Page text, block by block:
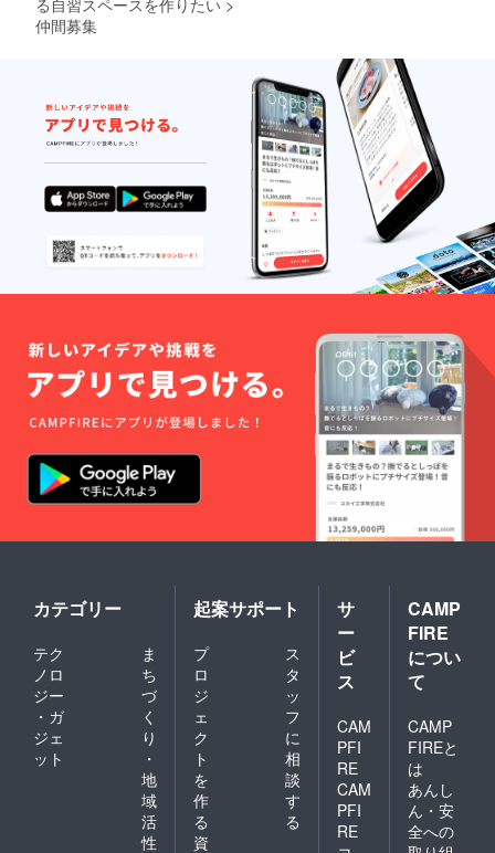
仲間募集
カテゴリー
テク
ノロ
ジー
・ガ
ジェ
ット
ま
ち
づ
く
り
・
地
域
活
性
起案サポート
プ
ロ
ジ
ェ
ク
ト
を
作
る
ス
タ
ッ
フ
に
相
談
す
る
資
サ
ー
ビ
ス
CAM
PFI
RE
CAM
PFI
RE
CAMP
FIRE
につい
て
CAMP
FIREと
は
あんし
ん・安
全への